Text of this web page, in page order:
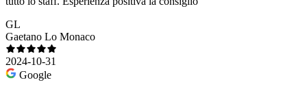
GL
Gaetano Lo Monaco
2024-10-31
Google